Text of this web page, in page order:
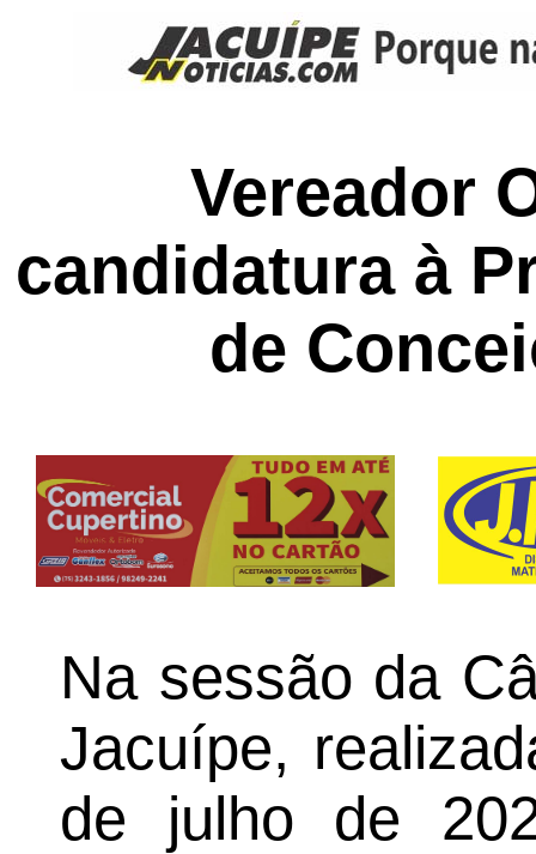
Vereador
candidatura à
de
Na sessão da
Jacuípe,
de julho de